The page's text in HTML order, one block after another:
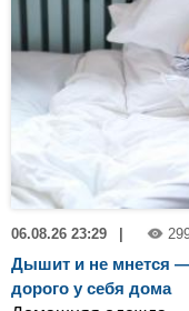
06.08.26 23:29
Дышит и не мнется
дорого у себя дома